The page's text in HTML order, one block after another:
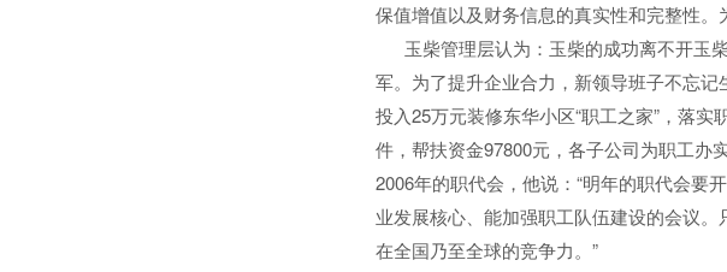
保值增值以及财务信息的真实性和完整性。
玉柴管理层认为：玉柴的成功离不开玉
军。为了提升企业合力，新领导班子不忘
投入25万元装修东华小区“职工之家”，落
件，帮扶资金97800元，各子公司为职工办
2006年的职代会，他说：“明年的职代会要
业发展核心、能加强职工队伍建设的会议
在全国乃至全球的竞争力。”